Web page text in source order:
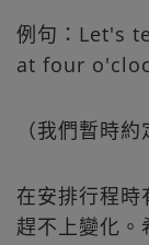
例句：Let's
at four
（我們暫時
在安排行程時
趕不上變化。